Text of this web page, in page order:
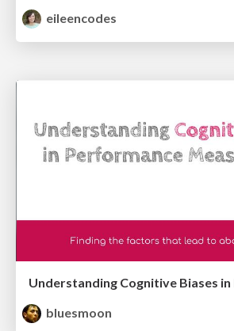
eileencodes
bluesmoon